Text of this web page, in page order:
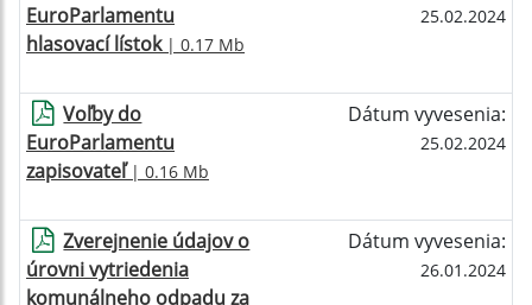
EuroParlamentu
hlasovací lístok| 0.17 Mb
25.02.2024
Voľby do
EuroParlamentu
zapisovateľ| 0.16 Mb
Dátum vyvesenia:
25.02.2024
Zverejnenie údajov o
úrovni vytriedenia
komunálneho odpadu za
Dátum vyvesenia:
26.01.2024